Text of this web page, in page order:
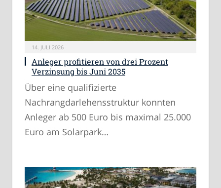
14. JULI 2026
Anleger profitieren von drei Prozent
Verzinsung bis Juni 2035
Über eine qualifizierte
Nachrangdarlehensstruktur konnten
Anleger ab 500 Euro bis maximal 25.000
Euro am Solarpark…